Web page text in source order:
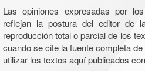
Las opiniones expresadas por
reflejan la postura del editor de
reproducción total o parcial de los
cuando se cite la fuente completa
utilizar los textos aquí publicados